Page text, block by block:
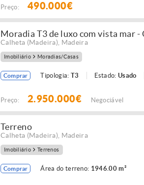
Preço: 490.000€
Moradia T3 de luxo com vista mar -
Calheta (Madeira) Madeira
Imobiliário Moradias/Casas
Comprar Tipologia: T3 Estado:Usado
Preço: 2.950.000€ Negociável
Terreno
Calheta (Madeira) Madeira
Imobiliário Terrenos
Comprar Área do terreno: 1946.00 m²